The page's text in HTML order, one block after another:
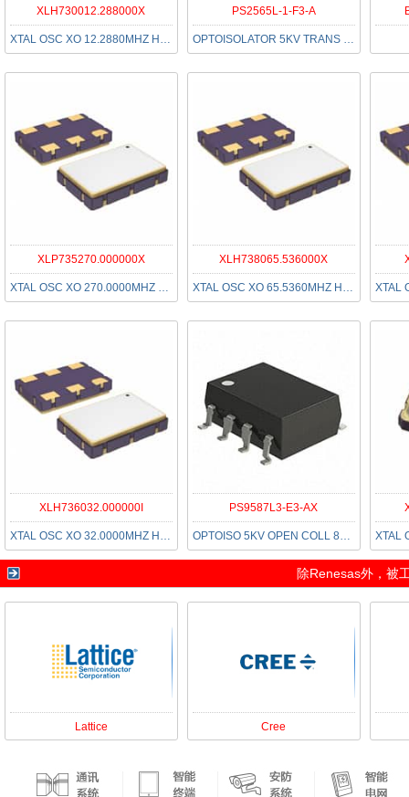
XLH730012.288000X
XTAL OSC XO 12.2880MHZ HCMOS SMD
PS2565L-1-F3-A
OPTOISOLATOR 5KV TRANS 4SMD
XLP735270.000000X
XTAL OSC XO 270.0000MHZ LVPECL
XLH738065.536000X
XTAL OSC XO 65.5360MHZ HCMOS SMD
XLH736032.000000I
XTAL OSC XO 32.0000MHZ HCMOS SMD
PS9587L3-E3-AX
OPTOISO 5KV OPEN COLL 8DIP GW
除Renesas外，被
Lattice Cree